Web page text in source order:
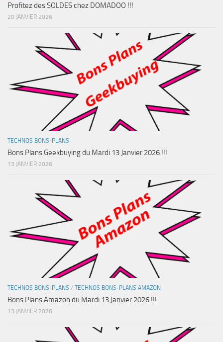
Profitez des SOLDES chez DOMADOO !!!
20 JANVIER 2026
TECHNOS BONS-PLANS
Bons Plans Geekbuying du Mardi 13 Janvier 2026 !!!
13 JANVIER 2026
TECHNOS BONS-PLANS / TECHNOS BONS-PLANS AMAZON
Bons Plans Amazon du Mardi 13 Janvier 2026 !!!
13 JANVIER 2026